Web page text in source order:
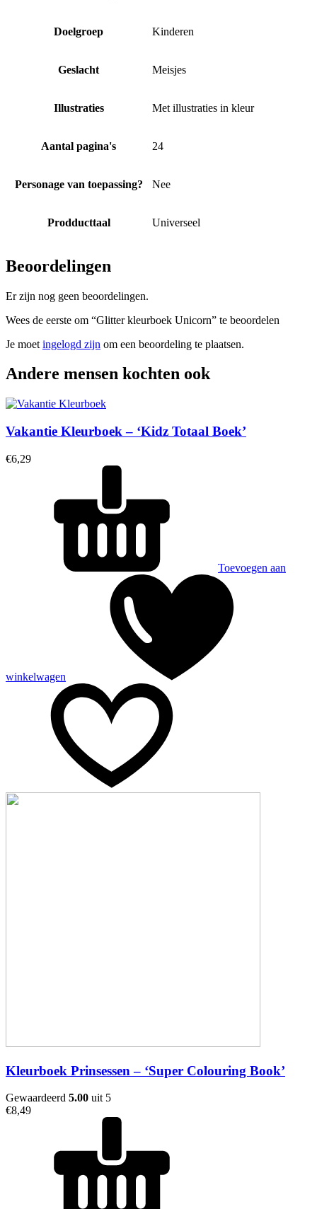
Doelgroep Kinderen
Geslacht Meisjes
Illustraties Met illustraties in kleur
Aantal pagina's 24
Personage van toepassing? Nee
Prodducttaal Universeel
Beoordelingen
Er zijn nog geen beoordelingen.
Wees de eerste om “Glitter kleurboek Unicorn” te beoordelen
Je moet ingelogd zijn om een beoordeling te plaatsen.
Andere mensen kochten ook
Vakantie Kleurboek – ‘Kidz Totaal Boek’
€6,29
Toevoegen aan
winkelwagen
Kleurboek Prinsessen – ‘Super Colouring Book’
Gewaardeerd 5.00 uit 5
€8,49